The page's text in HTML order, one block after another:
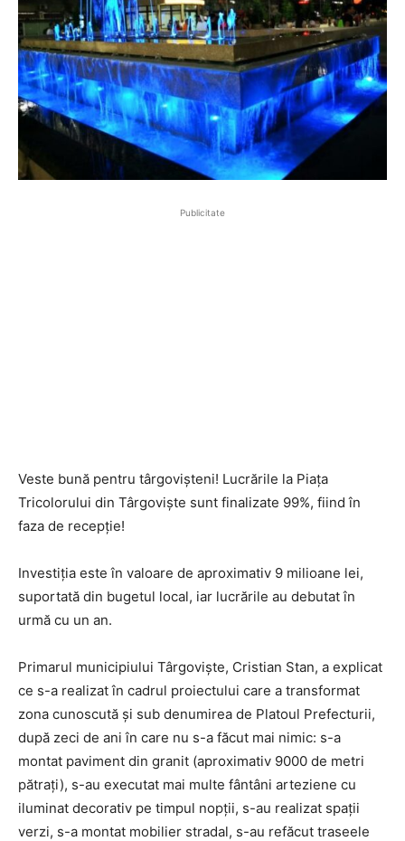
Publicitate
Veste bună pentru târgovișteni! Lucrările la Piața
Tricolorului din Târgoviște sunt finalizate 99%, fiind în
faza de recepție!
Investiția este în valoare de aproximativ 9 milioane lei,
suportată din bugetul local, iar lucrările au debutat în
urmă cu un an.
Primarul municipiului Târgoviște, Cristian Stan, a explicat
ce s-a realizat în cadrul proiectului care a transformat
zona cunoscută și sub denumirea de Platoul Prefecturii,
după zeci de ani în care nu s-a făcut mai nimic: s-a
montat paviment din granit (aproximativ 9000 de metri
pătrați), s-au executat mai multe fântâni arteziene cu
iluminat decorativ pe timpul nopții, s-au realizat spații
verzi, s-a montat mobilier stradal, s-au refăcut traseele